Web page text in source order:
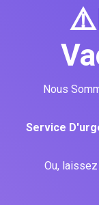
Nous
Service
Ou,